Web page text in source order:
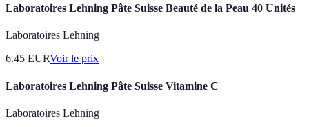
Laboratoires Lehning Pâte Suisse Beauté de la Peau 40 Unités
Laboratoires Lehning
6.45 EURVoir le prix
Laboratoires Lehning Pâte Suisse Vitamine C
Laboratoires Lehning